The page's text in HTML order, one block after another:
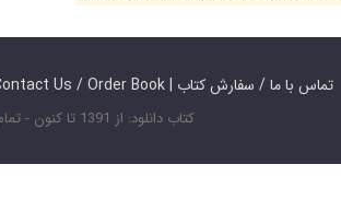
Contact Us / Order Book | تماس با ما / سفارش کتاب
کتاب دانلود: از 1391 تا کنون - تمامی حقوق محفوظ است